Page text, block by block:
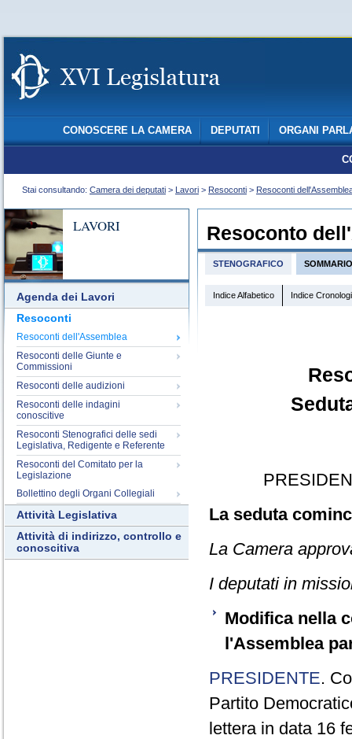
CONOSCERE LA CAMERA DEPUTATI ORGANI
Stai consultando: Camera dei deputati > Lavori > Resoconti > Resoconti
LAVORI
Agenda dei Lavori
Resoconti
Resoconti dell'Assemblea
Resoconti delle Giunte e
Commissioni
Resoconti delle audizioni
Resoconti delle indagini
conoscitive
Resoconti Stenografici delle sedi
Legislativa, Redigente e Referente
Resoconti del Comitato per la
Legislazione
Bollettino degli Organi Collegiali
Attività Legislativa
Attività di indirizzo, controllo e
conoscitiva
Resoconto
STENOGRAFICO SOMMARIO
Indice Alfabetico Indice
La seduta
La Camera
I deputati in
Modifica nella
l'Assemblea
PRESIDENTE.
Partito
lettera in data 16